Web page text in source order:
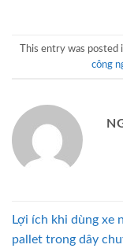
This entry was posted
công
Lợi ích khi dùng xe
pallet trong dây